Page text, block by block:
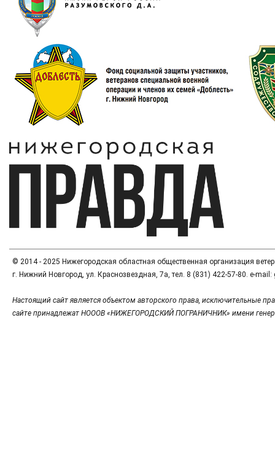
© 2014 - 2025 Нижегородская областная общественная организация
г. Нижний Новгород, ул. Краснозвездная, 7а, тел. 8 (831) 422-57-80. e-
Настоящий сайт является объектом авторского права, исключительные
сайте принадлежат НОООВ «НИЖЕГОРОДСКИЙ ПОГРАНИЧНИК» имени